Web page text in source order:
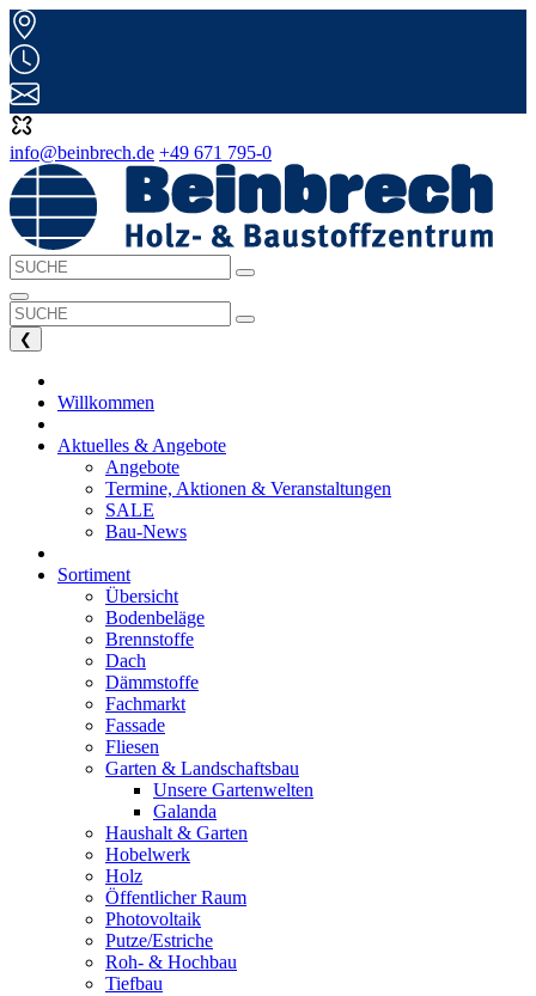
info@beinbrech.de +49 671 795-0
❮
Willkommen
Aktuelles & Angebote
Angebote
Termine, Aktionen & Veranstaltungen
SALE
Bau-News
Sortiment
Übersicht
Bodenbeläge
Brennstoffe
Dach
Dämmstoffe
Fachmarkt
Fassade
Fliesen
Garten & Landschaftsbau
Unsere Gartenwelten
Galanda
Haushalt & Garten
Hobelwerk
Holz
Öffentlicher Raum
Photovoltaik
Putze/Estriche
Roh- & Hochbau
Tiefbau